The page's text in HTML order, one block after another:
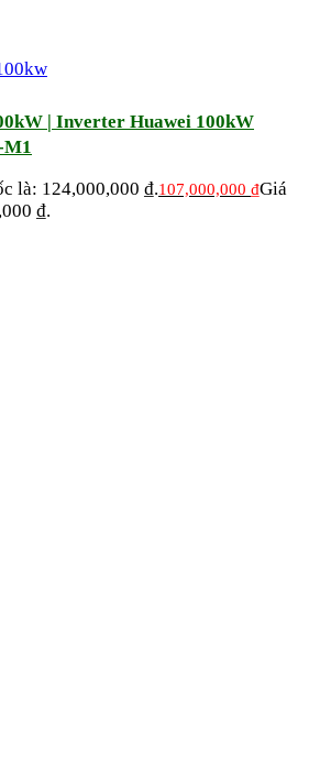
| Inverter Huawei 100kW
là: 124,000,000 ₫.107,000,000 ₫Giá
₫.